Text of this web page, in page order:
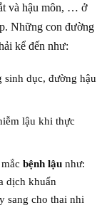
và hậu môn, … ở
Những con đường
kể đến như:
sinh dục, đường hậu
lậu khi thực
bệnh lậu như:
dịch khuẩn
sang cho thai nhi